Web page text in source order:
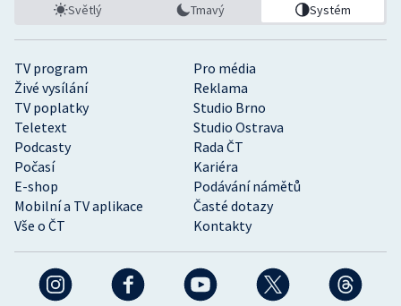
TV program
Pro média
Živé vysílání
Reklama
TV poplatky
Studio Brno
Teletext
Studio Ostrava
Podcasty
Rada ČT
Počasí
Kariéra
E-shop
Podávání námětů
Mobilní a TV aplikace
Časté dotazy
Vše o ČT
Kontakty
Světlý Tmavý Systém